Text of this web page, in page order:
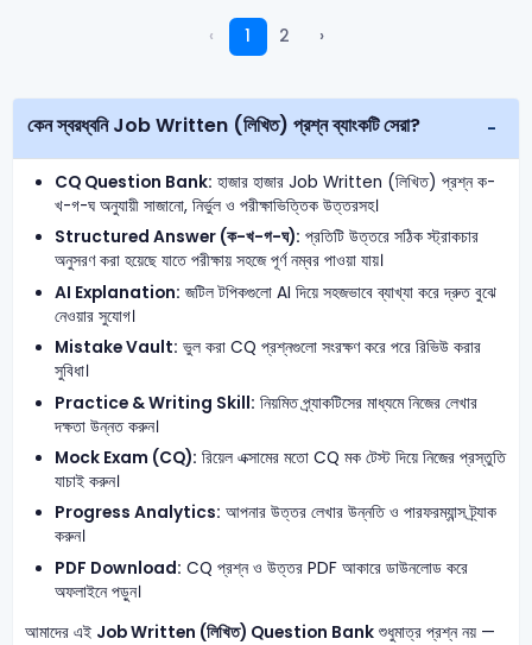
‹ 1 2 ›
কেন স্বরধ্বনি Job Written (লিখিত) প্রশ্ন ব্যাংকটি সেরা?
CQ Question Bank: হাজার হাজার Job Written (লিখিত) প্রশ্ন ক-
খ-গ-ঘ অনুযায়ী সাজানো, নির্ভুল ও পরীক্ষাভিত্তিক উত্তরসহ।
Structured Answer (ক-খ-গ-ঘ): প্রতিটি উত্তরে সঠিক স্ট্রাকচার
অনুসরণ করা হয়েছে যাতে পরীক্ষায় সহজে পূর্ণ নম্বর পাওয়া যায়।
AI Explanation: জটিল টপিকগুলো AI দিয়ে সহজভাবে ব্যাখ্যা করে দ্রুত বুঝে
নেওয়ার সুযোগ।
Mistake Vault: ভুল করা CQ প্রশ্নগুলো সংরক্ষণ করে পরে রিভিউ করার
সুবিধা।
Practice & Writing Skill: নিয়মিত প্র্যাকটিসের মাধ্যমে নিজের লেখার
দক্ষতা উন্নত করুন।
Mock Exam (CQ): রিয়েল এক্সামের মতো CQ মক টেস্ট দিয়ে নিজের প্রস্তুতি
যাচাই করুন।
Progress Analytics: আপনার উত্তর লেখার উন্নতি ও পারফরম্যান্স ট্র্যাক
করুন।
PDF Download: CQ প্রশ্ন ও উত্তর PDF আকারে ডাউনলোড করে
অফলাইনে পড়ুন।
আমাদের এই Job Written (লিখিত) Question Bankশুধুমাত্র প্রশ্ন নয় —